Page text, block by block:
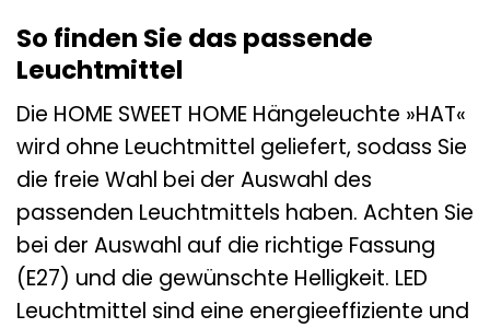
So finden Sie das passende
Leuchtmittel
Die HOME SWEET HOME Hängeleuchte »HAT«
wird ohne Leuchtmittel geliefert, sodass Sie
die freie Wahl bei der Auswahl des
passenden Leuchtmittels haben. Achten Sie
bei der Auswahl auf die richtige Fassung
(E27) und die gewünschte Helligkeit. LED
Leuchtmittel sind eine energieeffiziente und